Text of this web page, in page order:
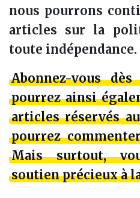
nous pourrons
articles sur la
toute indépendance.
Abonnez-vous
pourrez ainsi
articles réservés
pourrez c
Mais surtout,
soutien précieux à